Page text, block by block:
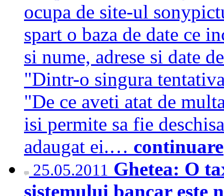
ocupa de site-ul
spart o baza de date ce
si nume, adrese si date
"Dintr-o singura
"De ce aveti atat de
isi permite sa fie
adaugat ei.… continuare
25.05.2011 Ghetea: O
sistemului bancar este